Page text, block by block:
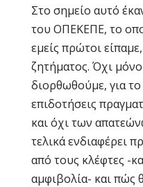
Στο σημείο αυτό
του ΟΠΕΚΕΠΕ, το
εμείς πρώτοι
ζητήματος. Όχι
διορθωθούμε, για
επιδοτήσεις
και όχι των
τελικά ενδιαφέρει
από τους κλέφτες -
αμφιβολία- και πώς